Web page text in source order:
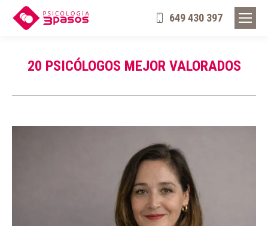
649 430 397
20 PSICÓLOGOS MEJOR VALORADOS